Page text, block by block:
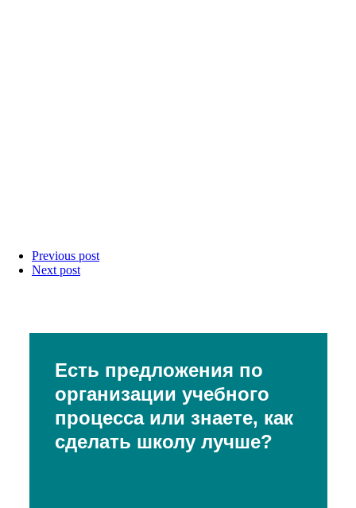
Previous post
Next post
Есть предложения по
организации учебного
процесса или знаете, как
сделать школу лучше?